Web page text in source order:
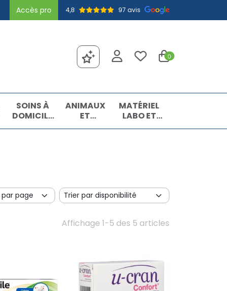
Accès pro 4,8 97 avis
0
SOINS À
DOMICILE
ET
ANIMAUX
ET
INSECTES
MATÉRIEL
LABO ET
MATIÈRES
Affichage 1-5 des 5 articles